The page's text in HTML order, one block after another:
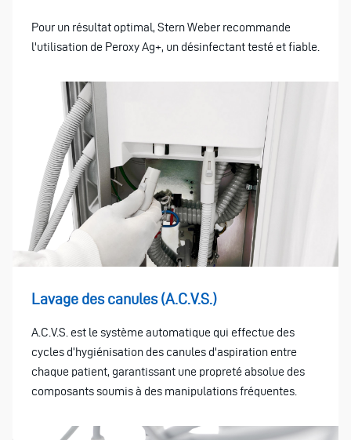
Pour un résultat optimal, Stern Weber recommande
l'utilisation de Peroxy Ag+, un désinfectant testé et fiable.
Lavage des canules (A.C.V.S.)
A.C.V.S. est le système automatique qui effectue des
cycles d’hygiénisation des canules d'aspiration entre
chaque patient, garantissant une propreté absolue des
composants soumis à des manipulations fréquentes.